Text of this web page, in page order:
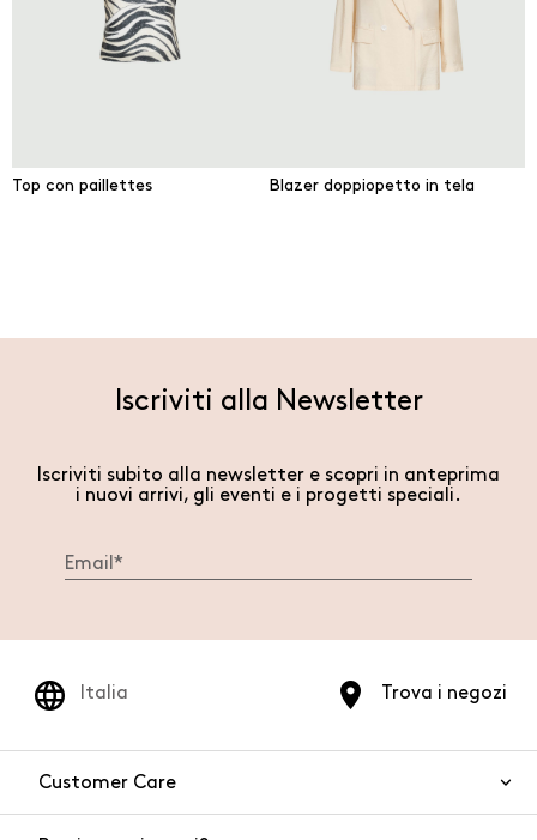
Top con paillettes Blazer doppiopetto in tela
Iscriviti alla Newsletter
Iscriviti subito alla newsletter e scopri in anteprima
i nuovi arrivi, gli eventi e i progetti speciali.
Trova i negozi
Italia
Customer Care